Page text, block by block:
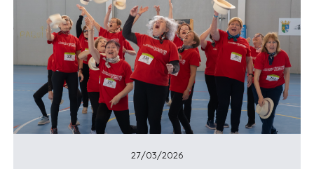
27/03/2026